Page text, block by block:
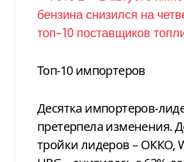
Топ-10 импортеров
Десятка импортеров-
претерпела изменения.
тройки лидеров – ОККО,